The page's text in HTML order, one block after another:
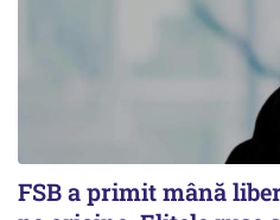
FSB a primit mână